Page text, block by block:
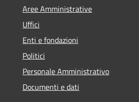
Aree Amministrative
Uffici
Enti e fondazioni
Politici
Personale Amministrativo
Documenti e dati